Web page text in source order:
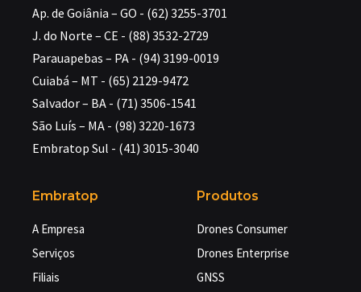
Ap. de Goiânia – GO - (62) 3255-3701
J. do Norte – CE - (88) 3532-2729
Parauapebas – PA - (94) 3199-0019
Cuiabá – MT - (65) 2129-9472
Salvador – BA - (71) 3506-1541
São Luís – MA - (98) 3220-1673
Embratop Sul - (41) 3015-3040
Embratop
A Empresa
Serviços
Filiais
Produtos
Drones Consumer
Drones Enterprise
GNSS